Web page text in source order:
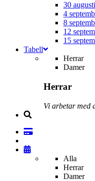
30 augusti
4
8
12
15
Tabell
Herrar
Damer
Herrar
Vi arbetar med
Alla
Herrar
Damer